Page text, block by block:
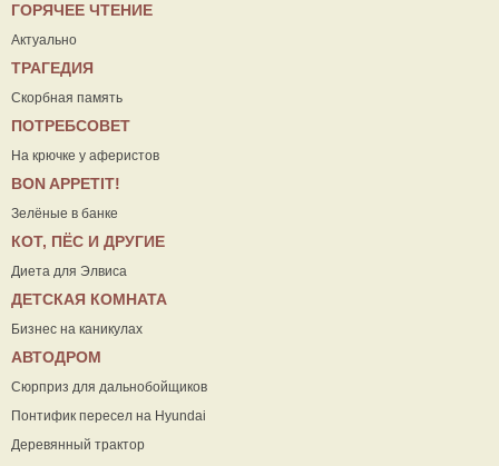
ГОРЯЧЕЕ ЧТЕНИЕ
Актуально
ТРАГЕДИЯ
Скорбная память
ПОТРЕБСОВЕТ
На крючке у аферистов
ВON APPETIT!
Зелёные в банке
КОТ, ПЁС И ДРУГИЕ
Диета для Элвиса
ДЕТСКАЯ КОМНАТА
Бизнес на каникулах
АВТОДРОМ
Сюрприз для дальнобойщиков
Понтифик пересел на Hyundai
Деревянный трактор